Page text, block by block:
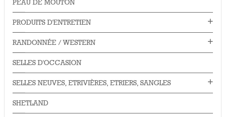
PEAU DE MOUTON
PRODUITS D'ENTRETIEN
RANDONNÉE / WESTERN
SELLES D'OCCASION
SELLES NEUVES, ETRIVIÈRES, ETRIERS, SANGLES
SHETLAND